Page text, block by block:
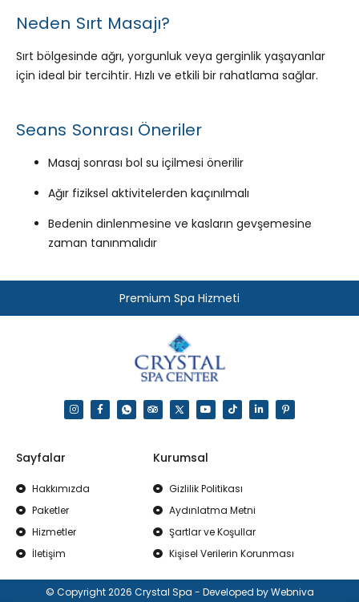
Neden Sırt Masajı?
Sırt bölgesinde ağrı, yorgunluk veya gerginlik yaşayanlar
için ideal bir tercihtir. Hızlı ve etkili bir rahatlama sağlar.
Seans Sonrası Öneriler
Masaj sonrası bol su içilmesi önerilir
Ağır fiziksel aktivitelerden kaçınılmalı
Bedenin dinlenmesine ve kasların gevşemesine
zaman tanınmalıdır
Premium Spa Hizmeti
Sayfalar
Hakkımızda
Paketler
Hizmetler
İletişim
Kurumsal
Gizlilik Politikası
Aydınlatma Metni
Şartlar ve Koşullar
Kişisel Verilerin Korunması
© Copyright 2026 Crystal Spa - Developed by Webniva